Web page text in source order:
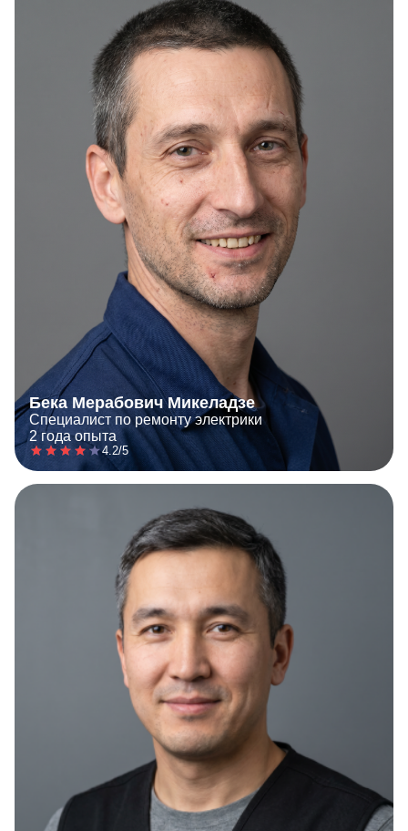
Бека Мерабович Микеладзе
Специалист по ремонту электрики
2 года опыта
4.2/5